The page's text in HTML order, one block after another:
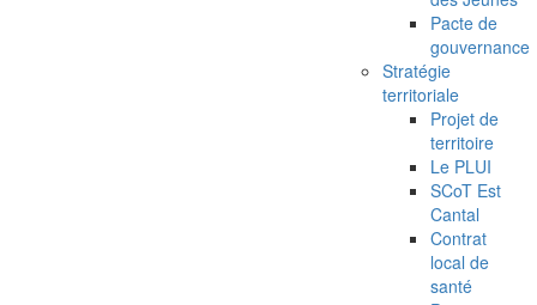
Pacte de
gouvernance
Stratégie
territoriale
Projet de
territoire
Le PLUI
SCoT Est
Cantal
Contrat
local de
santé